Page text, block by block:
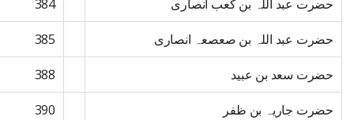
حضرت عبد اللہ بن کعب انصاری 384
حضرت عبد اللہ بن صعصعہ انصاری 385
حضرت سعد بن عبید 388
حضرت جاریہ بن ظفر 390